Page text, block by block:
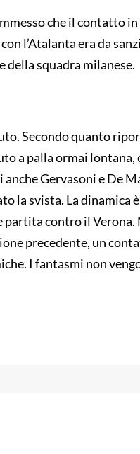
che il contatto
l’Atalanta era da
della squadra milanese.
Secondo quanto
a palla ormai
Gervasoni e De
la svista. La dinamica
contro il Verona.
precedente, un
I fantasmi non